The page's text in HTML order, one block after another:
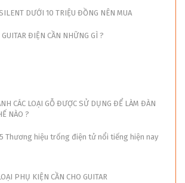
DƯỚI 10 TRIỆU ĐỒNG NÊN MUA
GUITAR ĐIỆN CẦN NHỮNG GÌ ?
CÁC LOẠI GỖ ĐƯỢC SỬ DỤNG ĐỂ LÀM ĐÀN
NÀO ?
Thương hiệu trống điện tử nổi tiếng hiện nay
PHỤ KIỆN CẦN CHO GUITAR